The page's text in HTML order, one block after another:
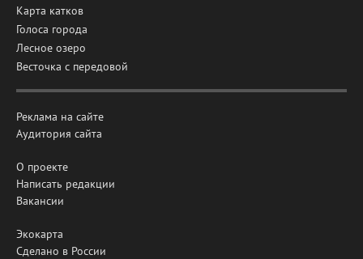
Карта катков
Голоса города
Лесное озеро
Весточка с передовой
Реклама на сайте
Аудитория сайта
О проекте
Написать редакции
Вакансии
Экокарта
Сделано в России